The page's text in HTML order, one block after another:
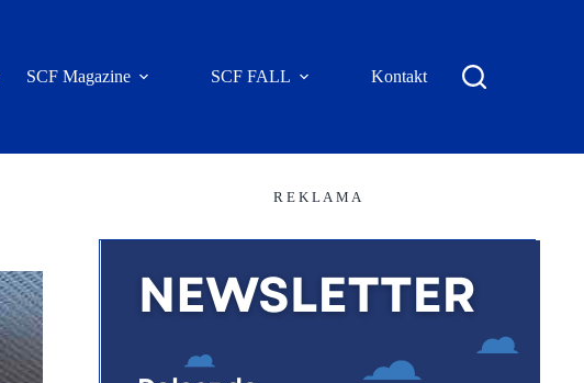
SCF Magazine SCF FALL Kontakt
R E K L A M A